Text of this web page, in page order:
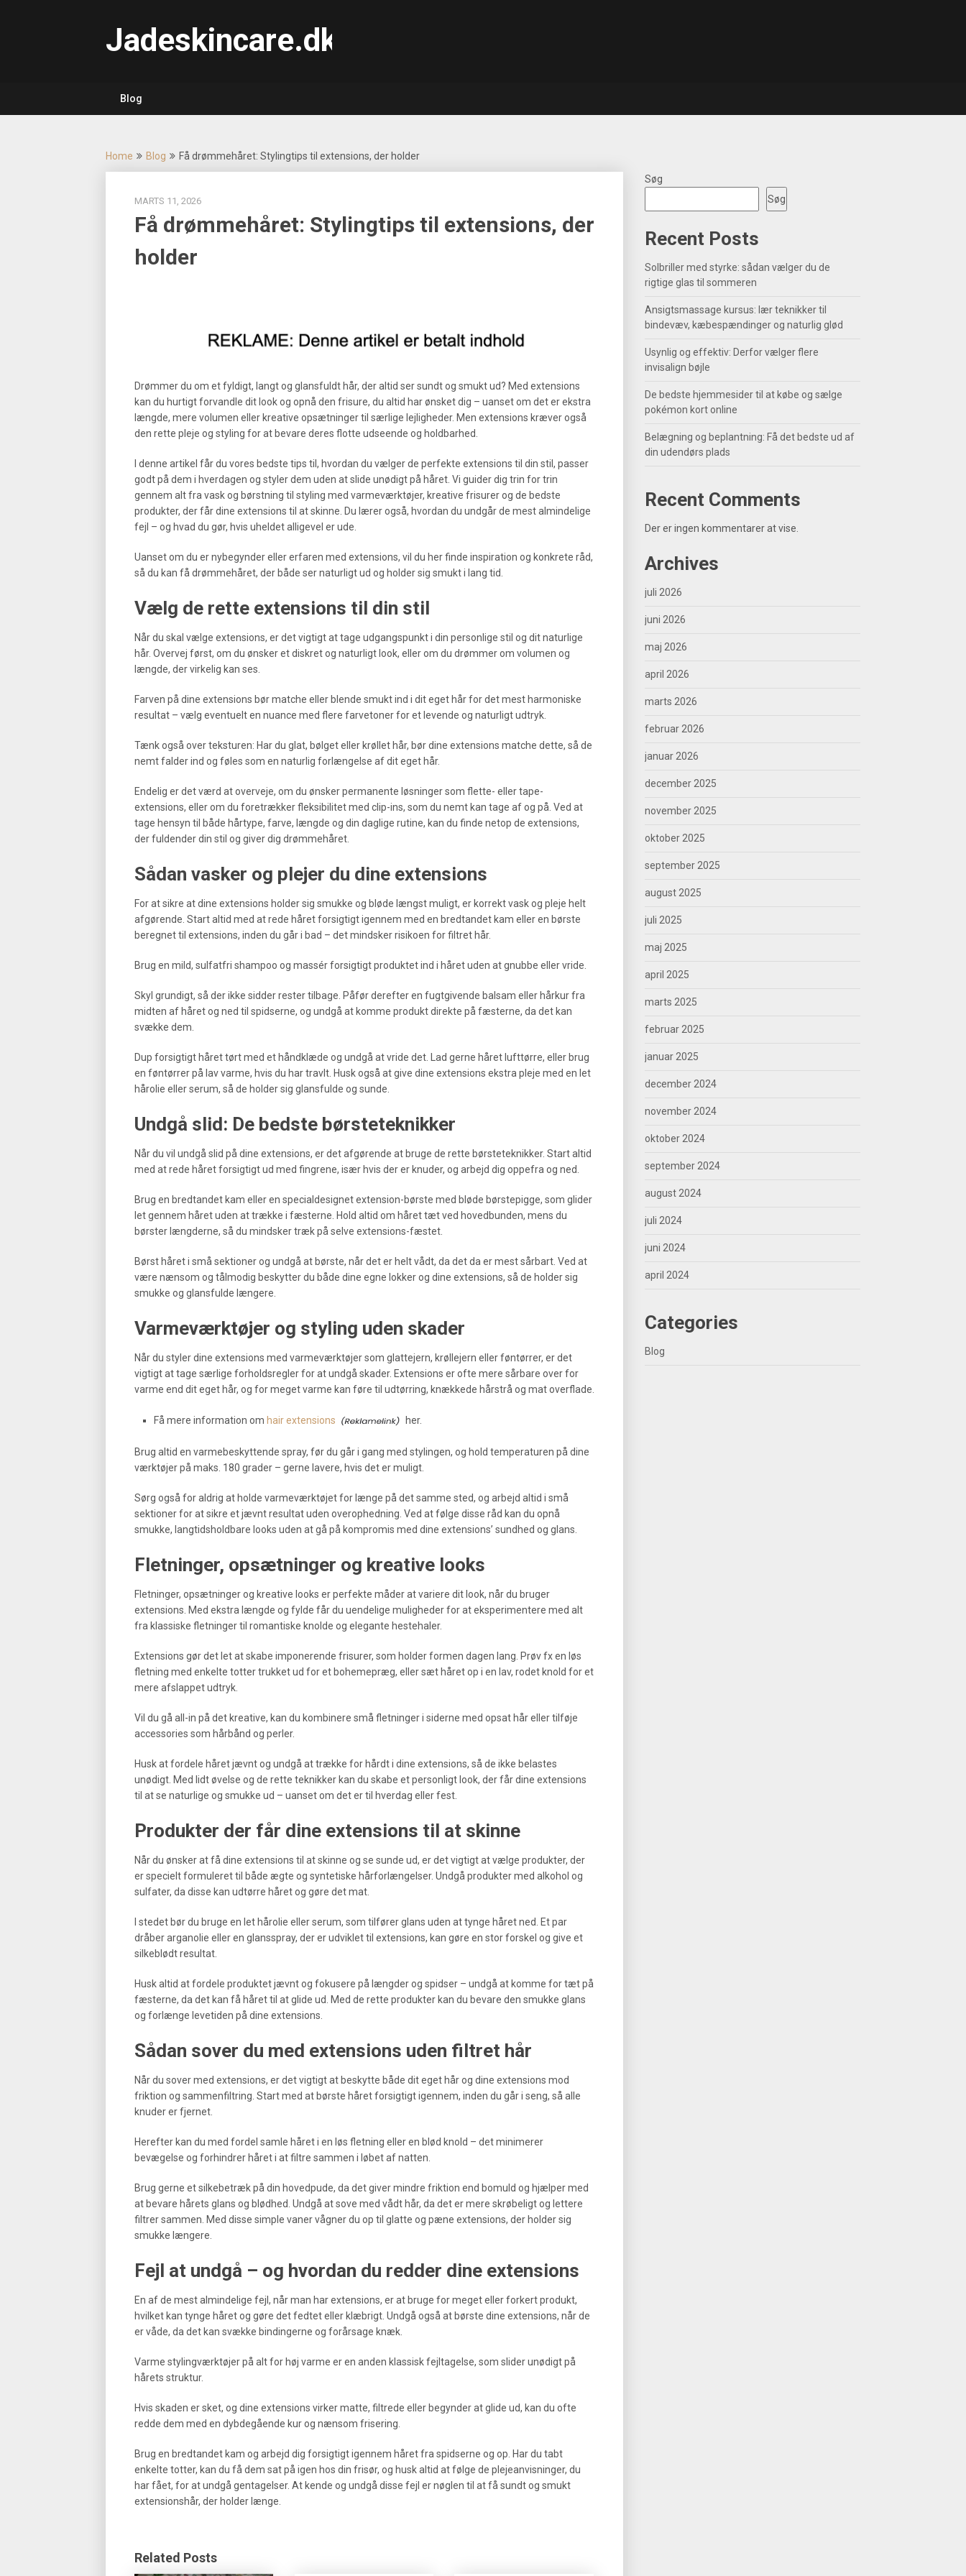
Jadeskincare.dk
Blog
Home Blog Få drømmehåret: Stylingtips til extensions, der holder
MARTS 11, 2026
Få drømmehåret: Stylingtips til extensions, der
holder
Drømmer du om et fyldigt, langt og glansfuldt hår, der altid ser sundt og smukt ud? Med extensions
kan du hurtigt forvandle dit look og opnå den frisure, du altid har ønsket dig – uanset om det er ekstra
længde, mere volumen eller kreative opsætninger til særlige lejligheder. Men extensions kræver også
den rette pleje og styling for at bevare deres flotte udseende og holdbarhed.
I denne artikel får du vores bedste tips til, hvordan du vælger de perfekte extensions til din stil, passer
godt på dem i hverdagen og styler dem uden at slide unødigt på håret. Vi guider dig trin for trin
gennem alt fra vask og børstning til styling med varmeværktøjer, kreative frisurer og de bedste
produkter, der får dine extensions til at skinne. Du lærer også, hvordan du undgår de mest almindelige
fejl – og hvad du gør, hvis uheldet alligevel er ude.
Uanset om du er nybegynder eller erfaren med extensions, vil du her finde inspiration og konkrete råd,
så du kan få drømmehåret, der både ser naturligt ud og holder sig smukt i lang tid.
Vælg de rette extensions til din stil
Når du skal vælge extensions, er det vigtigt at tage udgangspunkt i din personlige stil og dit naturlige
hår. Overvej først, om du ønsker et diskret og naturligt look, eller om du drømmer om volumen og
længde, der virkelig kan ses.
Farven på dine extensions bør matche eller blende smukt ind i dit eget hår for det mest harmoniske
resultat – vælg eventuelt en nuance med flere farvetoner for et levende og naturligt udtryk.
Tænk også over teksturen: Har du glat, bølget eller krøllet hår, bør dine extensions matche dette, så de
nemt falder ind og føles som en naturlig forlængelse af dit eget hår.
Endelig er det værd at overveje, om du ønsker permanente løsninger som flette- eller tape-
extensions, eller om du foretrækker fleksibilitet med clip-ins, som du nemt kan tage af og på. Ved at
tage hensyn til både hårtype, farve, længde og din daglige rutine, kan du finde netop de extensions,
der fuldender din stil og giver dig drømmehåret.
Sådan vasker og plejer du dine extensions
For at sikre at dine extensions holder sig smukke og bløde længst muligt, er korrekt vask og pleje helt
afgørende. Start altid med at rede håret forsigtigt igennem med en bredtandet kam eller en børste
beregnet til extensions, inden du går i bad – det mindsker risikoen for filtret hår.
Brug en mild, sulfatfri shampoo og massér forsigtigt produktet ind i håret uden at gnubbe eller vride.
Skyl grundigt, så der ikke sidder rester tilbage. Påfør derefter en fugtgivende balsam eller hårkur fra
midten af håret og ned til spidserne, og undgå at komme produkt direkte på fæsterne, da det kan
svække dem.
Dup forsigtigt håret tørt med et håndklæde og undgå at vride det. Lad gerne håret lufttørre, eller brug
en føntørrer på lav varme, hvis du har travlt. Husk også at give dine extensions ekstra pleje med en let
hårolie eller serum, så de holder sig glansfulde og sunde.
Undgå slid: De bedste børsteteknikker
Når du vil undgå slid på dine extensions, er det afgørende at bruge de rette børsteteknikker. Start altid
med at rede håret forsigtigt ud med fingrene, især hvis der er knuder, og arbejd dig oppefra og ned.
Brug en bredtandet kam eller en specialdesignet extension-børste med bløde børstepigge, som glider
let gennem håret uden at trække i fæsterne. Hold altid om håret tæt ved hovedbunden, mens du
børster længderne, så du mindsker træk på selve extensions-fæstet.
Børst håret i små sektioner og undgå at børste, når det er helt vådt, da det da er mest sårbart. Ved at
være nænsom og tålmodig beskytter du både dine egne lokker og dine extensions, så de holder sig
smukke og glansfulde længere.
Varmeværktøjer og styling uden skader
Når du styler dine extensions med varmeværktøjer som glattejern, krøllejern eller føntørrer, er det
vigtigt at tage særlige forholdsregler for at undgå skader. Extensions er ofte mere sårbare over for
varme end dit eget hår, og for meget varme kan føre til udtørring, knækkede hårstrå og mat overflade.
Få mere information om hair extensions her.
Brug altid en varmebeskyttende spray, før du går i gang med stylingen, og hold temperaturen på dine
værktøjer på maks. 180 grader – gerne lavere, hvis det er muligt.
Sørg også for aldrig at holde varmeværktøjet for længe på det samme sted, og arbejd altid i små
sektioner for at sikre et jævnt resultat uden overophedning. Ved at følge disse råd kan du opnå
smukke, langtidsholdbare looks uden at gå på kompromis med dine extensions’ sundhed og glans.
Fletninger, opsætninger og kreative looks
Fletninger, opsætninger og kreative looks er perfekte måder at variere dit look, når du bruger
extensions. Med ekstra længde og fylde får du uendelige muligheder for at eksperimentere med alt
fra klassiske fletninger til romantiske knolde og elegante hestehaler.
Extensions gør det let at skabe imponerende frisurer, som holder formen dagen lang. Prøv fx en løs
fletning med enkelte totter trukket ud for et bohemepræg, eller sæt håret op i en lav, rodet knold for et
mere afslappet udtryk.
Vil du gå all-in på det kreative, kan du kombinere små fletninger i siderne med opsat hår eller tilføje
accessories som hårbånd og perler.
Husk at fordele håret jævnt og undgå at trække for hårdt i dine extensions, så de ikke belastes
unødigt. Med lidt øvelse og de rette teknikker kan du skabe et personligt look, der får dine extensions
til at se naturlige og smukke ud – uanset om det er til hverdag eller fest.
Produkter der får dine extensions til at skinne
Når du ønsker at få dine extensions til at skinne og se sunde ud, er det vigtigt at vælge produkter, der
er specielt formuleret til både ægte og syntetiske hårforlængelser. Undgå produkter med alkohol og
sulfater, da disse kan udtørre håret og gøre det mat.
I stedet bør du bruge en let hårolie eller serum, som tilfører glans uden at tynge håret ned. Et par
dråber arganolie eller en glansspray, der er udviklet til extensions, kan gøre en stor forskel og give et
silkeblødt resultat.
Husk altid at fordele produktet jævnt og fokusere på længder og spidser – undgå at komme for tæt på
fæsterne, da det kan få håret til at glide ud. Med de rette produkter kan du bevare den smukke glans
og forlænge levetiden på dine extensions.
Sådan sover du med extensions uden filtret hår
Når du sover med extensions, er det vigtigt at beskytte både dit eget hår og dine extensions mod
friktion og sammenfiltring. Start med at børste håret forsigtigt igennem, inden du går i seng, så alle
knuder er fjernet.
Herefter kan du med fordel samle håret i en løs fletning eller en blød knold – det minimerer
bevægelse og forhindrer håret i at filtre sammen i løbet af natten.
Brug gerne et silkebetræk på din hovedpude, da det giver mindre friktion end bomuld og hjælper med
at bevare hårets glans og blødhed. Undgå at sove med vådt hår, da det er mere skrøbeligt og lettere
filtrer sammen. Med disse simple vaner vågner du op til glatte og pæne extensions, der holder sig
smukke længere.
Fejl at undgå – og hvordan du redder dine extensions
En af de mest almindelige fejl, når man har extensions, er at bruge for meget eller forkert produkt,
hvilket kan tynge håret og gøre det fedtet eller klæbrigt. Undgå også at børste dine extensions, når de
er våde, da det kan svække bindingerne og forårsage knæk.
Varme stylingværktøjer på alt for høj varme er en anden klassisk fejltagelse, som slider unødigt på
hårets struktur.
Hvis skaden er sket, og dine extensions virker matte, filtrede eller begynder at glide ud, kan du ofte
redde dem med en dybdegående kur og nænsom frisering.
Brug en bredtandet kam og arbejd dig forsigtigt igennem håret fra spidserne og op. Har du tabt
enkelte totter, kan du få dem sat på igen hos din frisør, og husk altid at følge de plejeanvisninger, du
har fået, for at undgå gentagelser. At kende og undgå disse fejl er nøglen til at få sundt og smukt
extensionshår, der holder længe.
Related Posts
Søg
Søg
Recent Posts
Solbriller med styrke: sådan vælger du de
rigtige glas til sommeren
Ansigtsmassage kursus: lær teknikker til
bindevæv, kæbespændinger og naturlig glød
Usynlig og effektiv: Derfor vælger flere
invisalign bøjle
De bedste hjemmesider til at købe og sælge
pokémon kort online
Belægning og beplantning: Få det bedste ud af
din udendørs plads
Recent Comments
Der er ingen kommentarer at vise.
Archives
juli 2026
juni 2026
maj 2026
april 2026
marts 2026
februar 2026
januar 2026
december 2025
november 2025
oktober 2025
september 2025
august 2025
juli 2025
maj 2025
april 2025
marts 2025
februar 2025
januar 2025
december 2024
november 2024
oktober 2024
september 2024
august 2024
juli 2024
juni 2024
april 2024
Categories
Blog